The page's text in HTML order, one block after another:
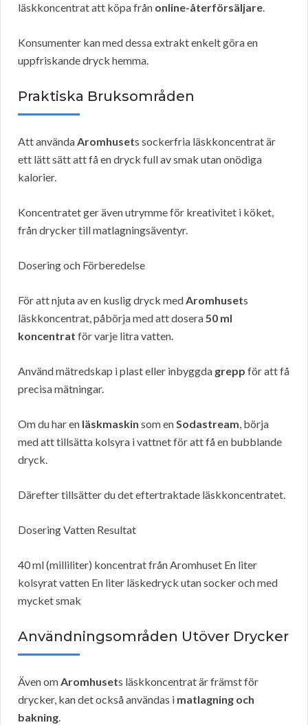
läskkoncentrat att köpa från online-återförsäljare.
Konsumenter kan med dessa extrakt enkelt göra en
uppfriskande dryck hemma.
Praktiska Bruksområden
Att användaAromhusets sockerfria läskkoncentrat är
ett lätt sätt att få en dryck full av smak utan onödiga
kalorier.
Koncentratet ger även utrymme för kreativitet i köket,
från drycker till matlagningsäventyr.
Dosering och Förberedelse
För att njuta av en kuslig dryck medAromhusets
läskkoncentrat, påbörja med att dosera50 ml
koncentrat för varje litra vatten.
Använd mätredskap i plast eller inbyggda grepp för att få
precisa mätningar.
Om du har en läskmaskin som enSodastream, börja
med att tillsätta kolsyra i vattnet för att få en bubblande
dryck.
Därefter tillsätter du det eftertraktade läskkoncentratet.
Dosering Vatten Resultat
40 ml (milliliter) koncentrat från Aromhuset En liter
kolsyrat vatten En liter läskedryck utan socker och med
mycket smak
Användningsområden Utöver Drycker
Även omAromhusets läskkoncentrat är främst för
drycker, kan det också användas i matlagning och
bakning.